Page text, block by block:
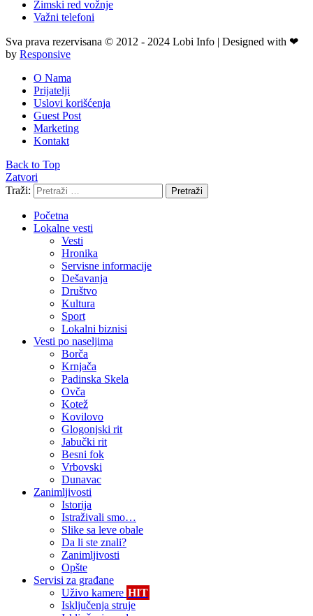
Zimski red vožnje
Važni telefoni
Sva prava rezervisana © 2012 - 2024 Lobi Info | Designed with ❤
by Responsive
O Nama
Prijatelji
Uslovi korišćenja
Guest Post
Marketing
Kontakt
Back to Top
Zatvori
Traži:
Pretraži
Početna
Lokalne vesti
Vesti
Hronika
Servisne informacije
Dešavanja
Društvo
Kultura
Sport
Lokalni biznisi
Vesti po naseljima
Borča
Krnjača
Padinska Skela
Ovča
Kotež
Kovilovo
Glogonjski rit
Jabučki rit
Besni fok
Vrbovski
Dunavac
Zanimljivosti
Istorija
Istraživali smo…
Slike sa leve obale
Da li ste znali?
Zanimljivosti
Opšte
Servisi za građane
Uživo kamere HIT
Isključenja struje